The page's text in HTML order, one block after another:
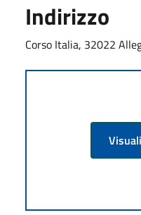
Indirizzo
Corso Italia, 32022